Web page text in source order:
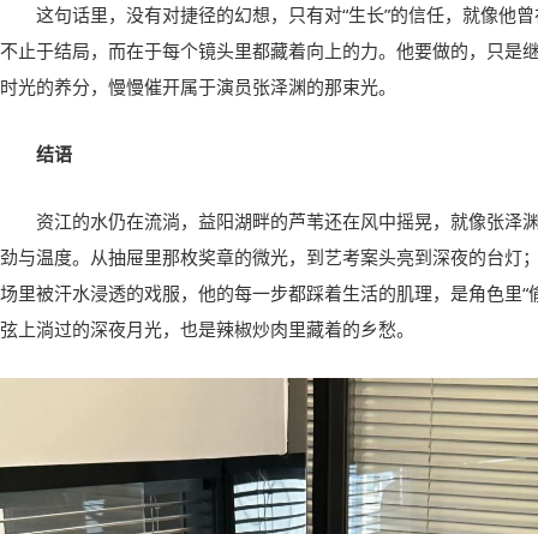
这句话里，没有对捷径的幻想，只有对“生长”的信任，就像他
不止于结局，而在于每个镜头里都藏着向上的力。他要做的，只是
时光的养分，慢慢催开属于演员张泽渊的那束光。
结语
资江的水仍在流淌，益阳湖畔的芦苇还在风中摇晃，就像张泽
劲与温度。从抽屉里那枚奖章的微光，到艺考案头亮到深夜的台灯
场里被汗水浸透的戏服，他的每一步都踩着生活的肌理，是角色里“
弦上淌过的深夜月光，也是辣椒炒肉里藏着的乡愁。